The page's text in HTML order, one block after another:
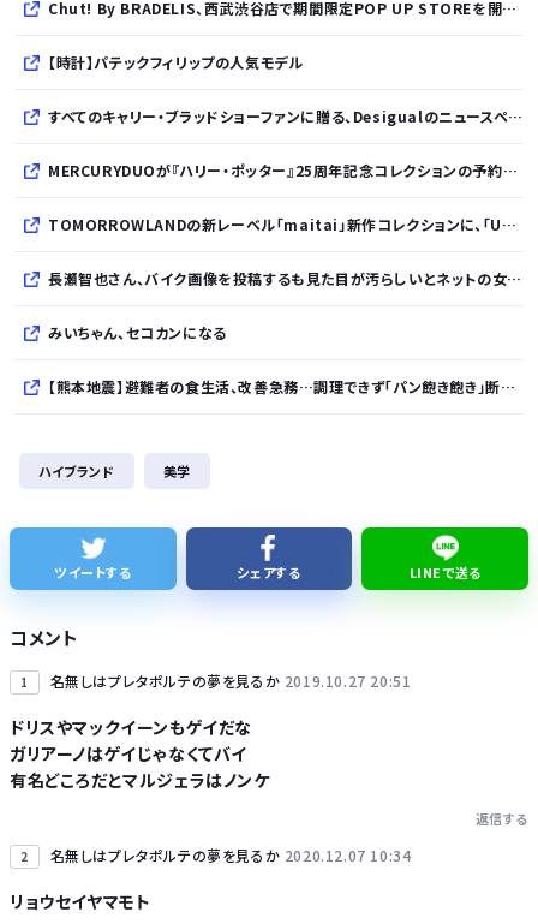
Chut! By BRADELIS、西武渋谷店で期間限定POP UP STOREを開催！全商品展開＆新作10%OFFの特別な6日間
【時計】パテックフィリップの人気モデル
すべてのキャリー・ブラッドショーファンに贈る、Desigualのニュースペーパープリントコレクション
MERCURYDUOが『ハリー・ポッター』25周年記念コレクションの予約を開始
TOMORROWLANDの新レーベル「maitai」新作コレクションに、「UNDYED」の素材が採用
長瀬智也さん、バイク画像を投稿するも見た目が汚らしいとネットの女性たちから批判…謝罪
みいちゃん、セコカンになる
【熊本地震】避難者の食生活、改善急務…調理できず「パン飽き飽き」断水なお３万戸超
欧州旅行者のアジア旅行先ランキング、日本はタイ、インドネシアに次いで3位ランクイン アゴダ調べ
Powered by livedoor 相互RSS
ハイブランド 美学
ツイートする シェアする LINEで送る
コメント
1 名無しはプレタポルテの夢を見るか 2019.10.27 20:51
ドリスやマックイーンもゲイだな
ガリアーノはゲイじゃなくてバイ
有名どころだとマルジェラはノンケ
返信する
2 名無しはプレタポルテの夢を見るか 2020.12.07 10:34
リョウセイヤマモト